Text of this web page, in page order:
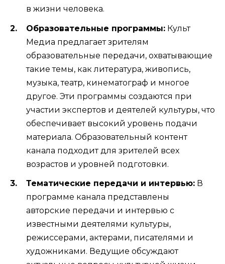
в жизни человека.
Образовательные программы: Культ
Медиа предлагает зрителям
образовательные передачи, охватывающие
такие темы, как литература, живопись,
музыка, театр, кинематограф и многое
другое. Эти программы создаются при
участии экспертов и деятелей культуры, что
обеспечивает высокий уровень подачи
материала. Образовательный контент
канала подходит для зрителей всех
возрастов и уровней подготовки.
Тематические передачи и интервью: В
программе канала представлены
авторские передачи и интервью с
известными деятелями культуры,
режиссерами, актерами, писателями и
художниками. Ведущие обсуждают